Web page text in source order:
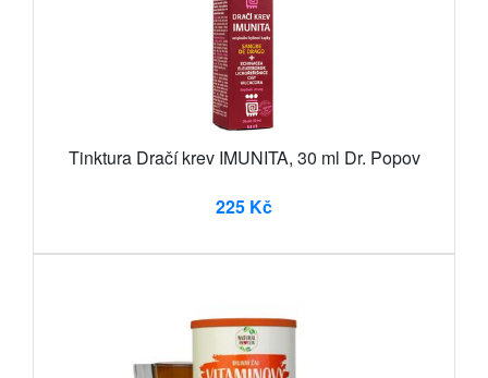
Tinktura Dračí krev IMUNITA, 30 ml Dr. Popov
225 Kč